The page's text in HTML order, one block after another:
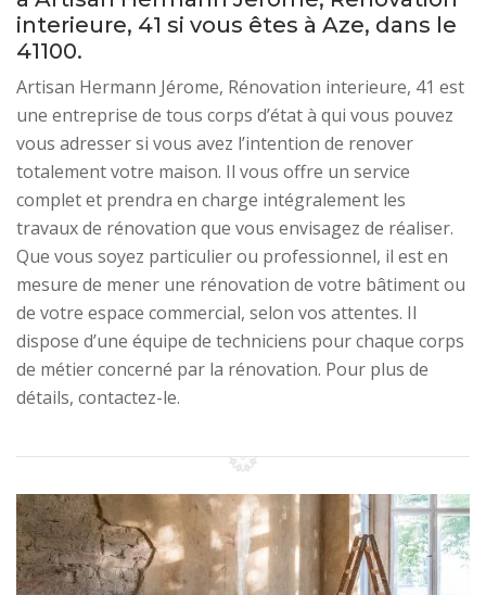
interieure, 41 si vous êtes à Aze, dans le
41100.
Artisan Hermann Jérome, Rénovation interieure, 41 est
une entreprise de tous corps d’état à qui vous pouvez
vous adresser si vous avez l’intention de renover
totalement votre maison. Il vous offre un service
complet et prendra en charge intégralement les
travaux de rénovation que vous envisagez de réaliser.
Que vous soyez particulier ou professionnel, il est en
mesure de mener une rénovation de votre bâtiment ou
de votre espace commercial, selon vos attentes. Il
dispose d’une équipe de techniciens pour chaque corps
de métier concerné par la rénovation. Pour plus de
détails, contactez-le.